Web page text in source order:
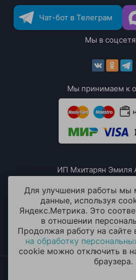
Чат-бот в Телеграм
Мы в
Мы принимаем к
ИП Мхитарян Эмиля
ИНН:
ОГРН / ОГРНИП:
2014 - 2026 © «ОКЕАН
Для улучшения работы мы
данные, используя
Яндекс.Метрика. Это
в отношении
Продолжая работу на сайте
на обработку
cookie можно отключить в
браузера.